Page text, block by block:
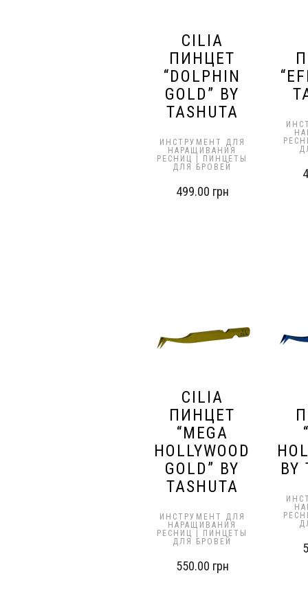
CILIA
ПИНЦЕТ
“DOLPHIN
GOLD” BY
TASHUTA
ИНСТРУМЕНТ ДЛЯ
НАРАЩИВАНИЯ
РЕСНИЦ | ПИНЦЕТЫ
ДЛЯ БРОВЕЙ
499.00 грн
CILIA
ПИНЦЕТ
“MEGA
HOLLYWOOD
GOLD” BY
TASHUTA
ИНСТРУМЕНТ ДЛЯ
НАРАЩИВАНИЯ
РЕСНИЦ | ПИНЦЕТЫ
ДЛЯ БРОВЕЙ
550.00 грн
BY